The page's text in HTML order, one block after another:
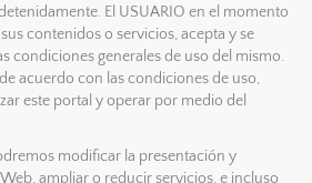
El USUARIO en el momento
contenidos o servicios, acepta y se
condiciones generales de uso del mismo.
acuerdo con las condiciones de uso,
este portal y operar por medio del
modificar la presentación y
ampliar o reducir servicios, e incluso